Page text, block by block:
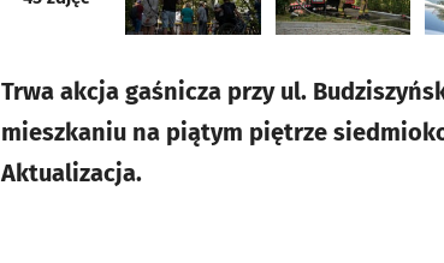
Trwa akcja gaśnicza przy ul.
mieszkaniu na piątym piętrze
Aktualizacja.